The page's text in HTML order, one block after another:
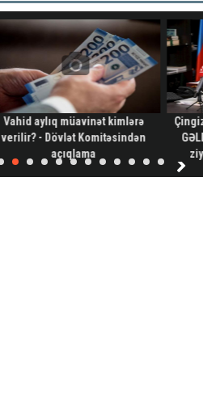
Vahid aylıq müavinət kimlərə
verilir? - Dövlət Komitəsindən
açıqlama